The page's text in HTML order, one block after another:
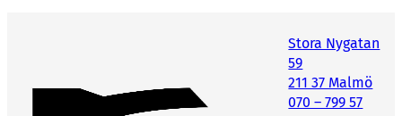
Stora Nygatan
59
211 37 Malmö
070 – 799 57